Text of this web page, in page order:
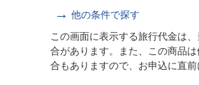
他の条件で探す
この画面に表示する旅行代金は
合があります。また、この商品
合もありますので、お申込に直